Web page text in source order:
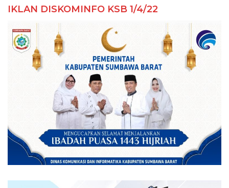
IKLAN DISKOMINFO KSB 1/4/22